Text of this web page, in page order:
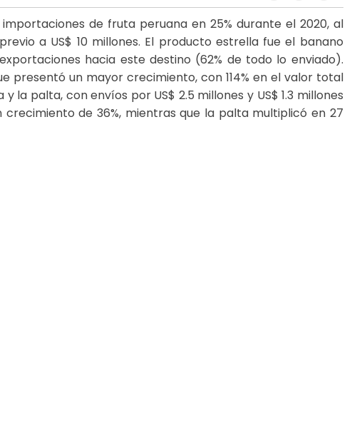
de fruta peruana en 25% durante el 2020, al
a US$ 10 millones. El producto estrella fue el banano
hacia este destino (62% de todo lo enviado).
presentó un mayor crecimiento, con 114% en el valor total
la palta, con envíos por US$ 2.5 millones y US$ 1.3 millones
de 36%, mientras que la palta multiplicó en 27